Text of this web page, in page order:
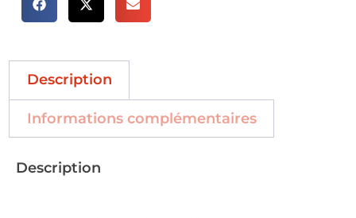
Description
Informations complémentaires
Description